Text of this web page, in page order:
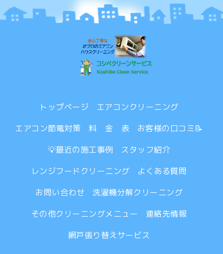
トップページ
エアコンクリーニング
エアコン節電対策
料 金 表
お客様の口コミ📝
💡最近の施工事例
スタッフ紹介
レンジフードクリーニング
よくある質問
お問い合わせ
洗濯機分解クリーニング
その他クリーニングメニュー
連絡先情報
網戸張り替えサービス